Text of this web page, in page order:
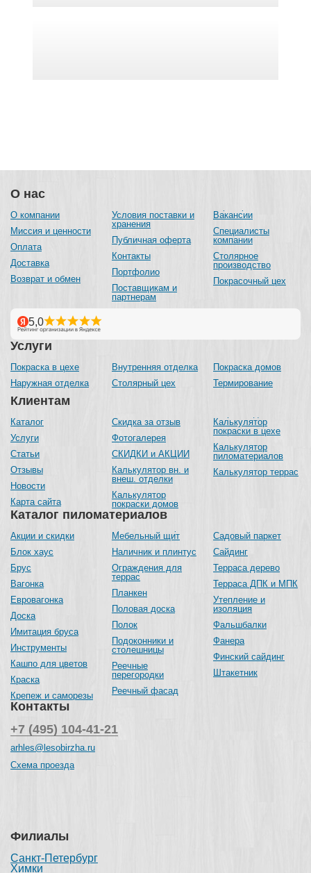
О нас
О компании
Миссия и ценности
Оплата
Доставка
Возврат и обмен
Условия поставки и
хранения
Публичная оферта
Контакты
Портфолио
Поставщикам и
партнерам
Вакансии
Специалисты
компании
Столярное
производство
Покрасочный цех
Каталог пиломатериалов
Акции и скидки
Блок хаус
Брус
Вагонка
Евровагонка
Доска
Имитация бруса
Инструменты
Кашпо для цветов
Краска
Крепеж и саморезы
Мебельный щит
Наличник и плинтус
Ограждения для
террас
Планкен
Половая доска
Полок
Подоконники и
столешницы
Реечные
перегородки
Реечный фасад
Садовый паркет
Сайдинг
Терраса дерево
Терраса ДПК и МПК
Утепление и
изоляция
Фальшбалки
Фанера
Финский сайдинг
Штакетник
Услуги
Покраска в цехе
Наружная отделка
Внутренняя отделка
Столярный цех
Покраска домов
Термирование
Клиентам
Каталог
Услуги
Статьи
Отзывы
Новости
Карта сайта
Скидка за отзыв
Фотогалерея
СКИДКИ и АКЦИИ
Калькулятор вн. и
внеш. отделки
Калькулятор
покраски домов
Калькулятор
покраски в цехе
Калькулятор
пиломатериалов
Калькулятор террас
Контакты
+7 (495) 104-41-21
arhles@lesobirzha.ru
Схема проезда
Филиалы
Санкт-Петербург
Химки